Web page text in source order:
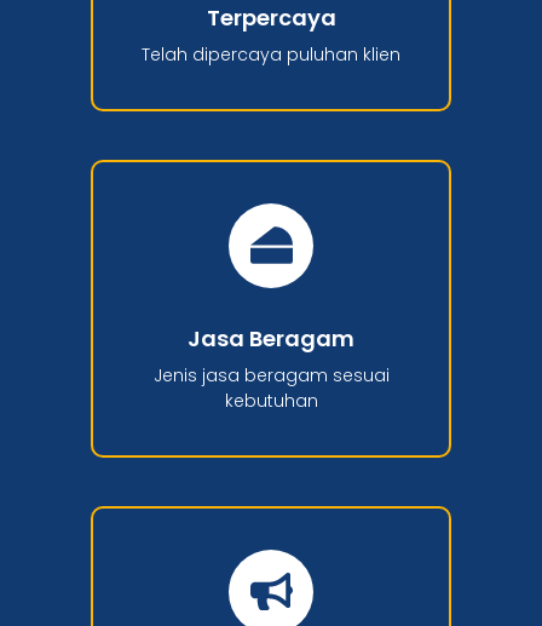
Terpercaya
Telah dipercaya puluhan klien
Jasa Beragam
Jenis jasa beragam sesuai
kebutuhan